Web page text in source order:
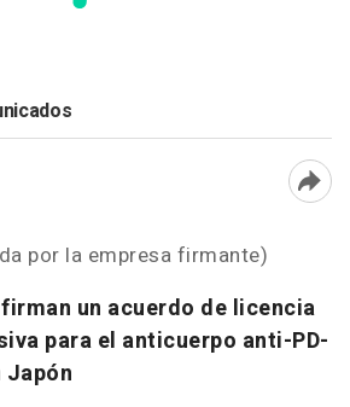
por la empresa firmante)
un acuerdo de licencia
para el anticuerpo anti-PD-
Japón